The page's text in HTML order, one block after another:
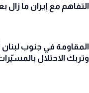
التفاهم مع إيران ما زال
المقاومة في جنوب
وتربك الاحتلال